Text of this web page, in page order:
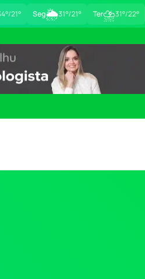
21° Seg🌦31°/21° Ter⛈31°/22°